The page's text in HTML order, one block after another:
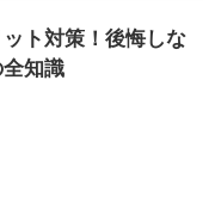
ト対策！後悔しな
知識